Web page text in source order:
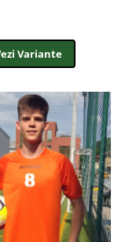
Variante